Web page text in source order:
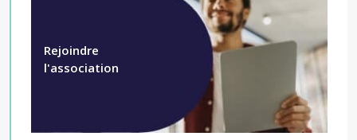
Rejoindre
l'association